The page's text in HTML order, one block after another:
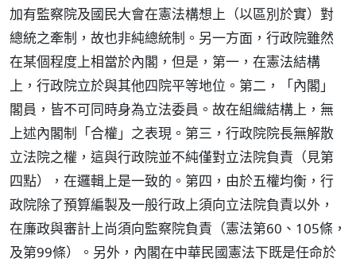
加有監察院及國民大會在憲法構想上（以區別於實）對
總統之牽制，故也非純總統制。另一方面，行政院雖然
在某個程度上相當於內閣，但是，第一，在憲法結構
上，行政院立於與其他四院平等地位。第二，「內閣」
閣員，皆不可同時身為立法委員。故在組織結構上，無
上述內閣制「合權」之表現。第三，行政院院長無解散
立法院之權，這與行政院並不純僅對立法院負責（見第
四點），在邏輯上是一致的。第四，由於五權均衡，行
政院除了預算編製及一般行政上須向立法院負責以外，
在廉政與審計上尚須向監察院負責（憲法第60、105條，
及第99條）。另外，內閣在中華民國憲法下既是任命於